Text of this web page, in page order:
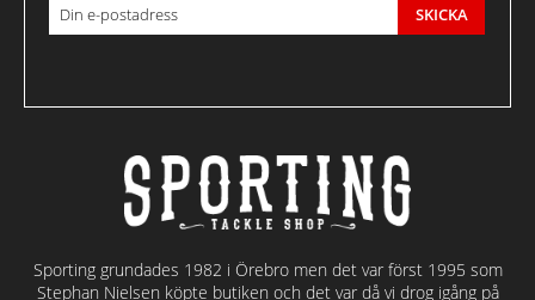
SKICKA
Sporting grundades 1982 i Örebro men det var först 1995 som
Stephan Nielsen köpte butiken och det var då vi drog igång på